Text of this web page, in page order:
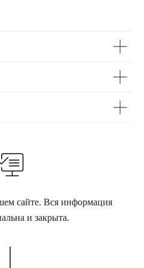
сайте. Вся информация
и закрыта.